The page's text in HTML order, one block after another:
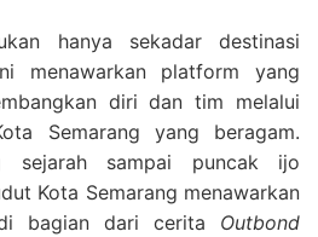
hanya sekadar destinasi
menawarkan platform yang
diri dan tim melalui
Semarang yang beragam.
sejarah sampai puncak ijo
Kota Semarang menawarkan
bagian dari cerita Outbond